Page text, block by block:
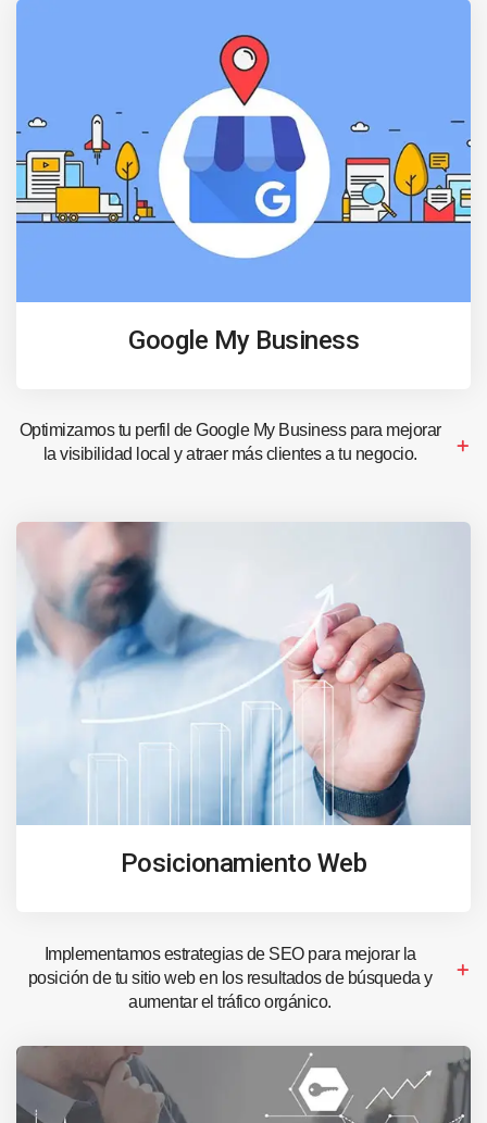
Google My Business
Optimizamos tu perfil de Google My Business para mejorar
la visibilidad local y atraer más clientes a tu negocio.
Posicionamiento Web
Implementamos estrategias de SEO para mejorar la
posición de tu sitio web en los resultados de búsqueda y
aumentar el tráfico orgánico.